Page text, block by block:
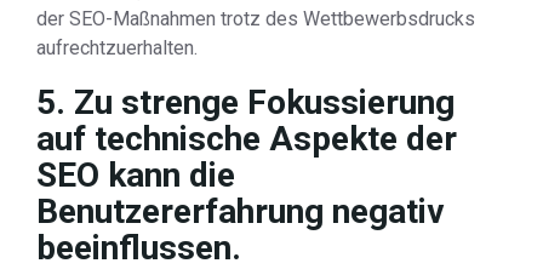
der SEO-Maßnahmen trotz des Wettbewerbsdrucks
aufrechtzuerhalten.
5. Zu strenge Fokussierung
auf technische Aspekte der
SEO kann die
Benutzererfahrung negativ
beeinflussen.